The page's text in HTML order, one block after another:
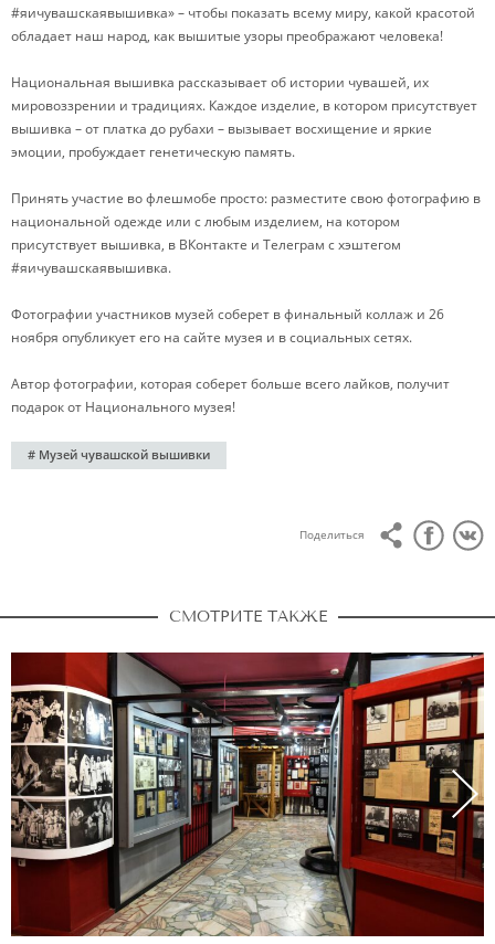
#яичувашскаявышивка» – чтобы показать всему миру, какой красотой
обладает наш народ, как вышитые узоры преображают человека!
Национальная вышивка рассказывает об истории чувашей, их
мировоззрении и традициях. Каждое изделие, в котором присутствует
вышивка – от платка до рубахи – вызывает восхищение и яркие
эмоции, пробуждает генетическую память.
Принять участие во флешмобе просто: разместите свою фотографию в
национальной одежде или с любым изделием, на котором
присутствует вышивка, в ВКонтакте и Телеграм с хэштегом
#яичувашскаявышивка.
Фотографии участников музей соберет в финальный коллаж и 26
ноября опубликует его на сайте музея и в социальных сетях.
Автор фотографии, которая соберет больше всего лайков, получит
подарок от Национального музея!
# Музей чувашской вышивки
Поделиться
СМОТРИТЕ ТАКЖЕ